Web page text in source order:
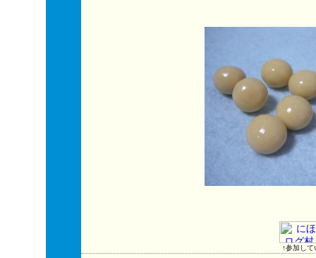
↑参加して